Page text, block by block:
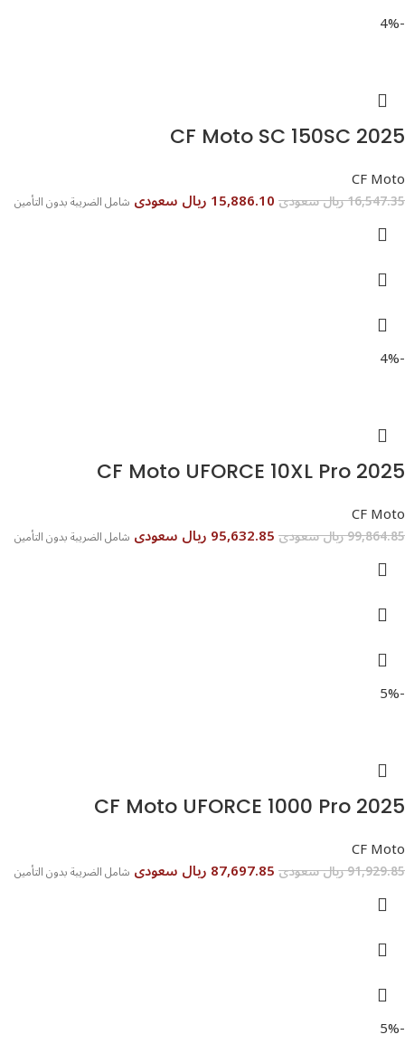
-4%
CF Moto SC 150SC 2025
CF Moto
16,547.35 ريال سعودى 15,886.10 ريال سعودى شامل الضريبة بدون التأمين
-4%
CF Moto UFORCE 10XL Pro 2025
CF Moto
99,864.85 ريال سعودى 95,632.85 ريال سعودى شامل الضريبة بدون التأمين
-5%
CF Moto UFORCE 1000 Pro 2025
CF Moto
91,929.85 ريال سعودى 87,697.85 ريال سعودى شامل الضريبة بدون التأمين
-5%